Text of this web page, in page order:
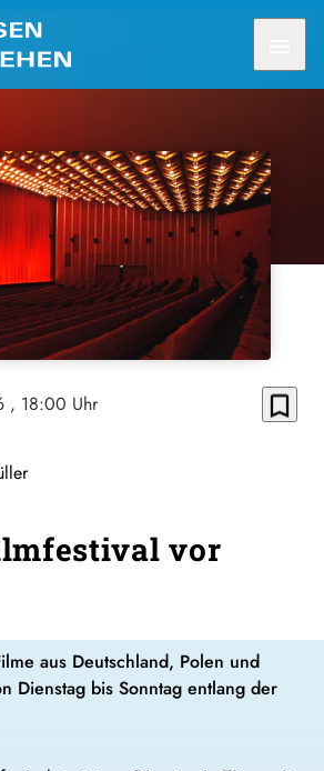
, 18:00 Uhr bookmark_border
vor
aus Deutschland, Polen und
Dienstag bis Sonntag entlang der